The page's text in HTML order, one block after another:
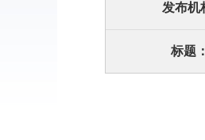
发布机
标题：